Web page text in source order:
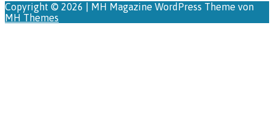
Copyright © 2026 | MH Magazine WordPress Theme von
MH Themes